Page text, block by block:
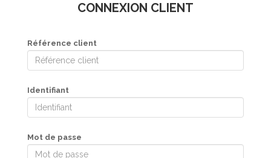
CONNEXION CLIENT
Référence client
Identifiant
Mot de passe